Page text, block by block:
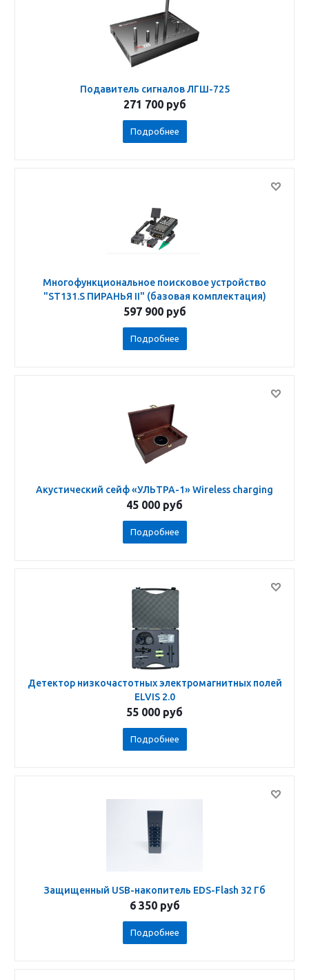
Подавитель сигналов ЛГШ-725
271 700руб
Подробнее
Многофункциональное поисковое устройство
"ST131.S ПИРАНЬЯ II" (базовая комплектация)
597 900руб
Подробнее
Акустический сейф «УЛЬТРА-1» Wireless charging
45 000 руб
Подробнее
Детектор низкочастотных электромагнитных полей
ELVIS 2.0
55 000 руб
Подробнее
Защищенный USB-накопитель EDS-Flash 32 Гб
6 350руб
Подробнее